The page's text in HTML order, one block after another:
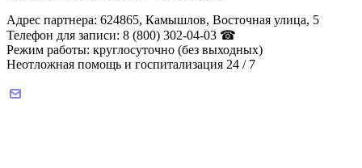
Адрес партнера: 624865, Камышлов, Восточная улица, 5
Телефон для записи: 8 (800) 302-04-03 ☎
Режим работы: круглосуточно (без выходных)
Неотложная помощь и госпитализация 24 / 7